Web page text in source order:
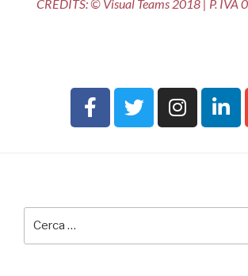
CREDITS: © Visual Teams 2018 | P.